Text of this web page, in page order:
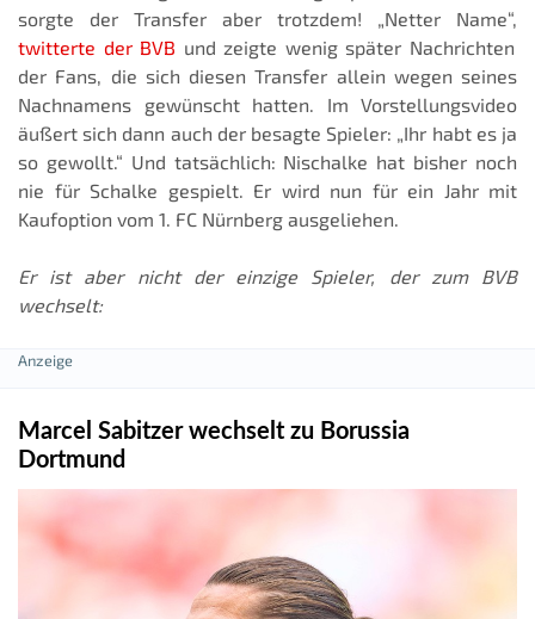
sorgte der Transfer aber trotzdem! „Netter Name“,
twitterte der BVB und zeigte wenig später Nachrichten
der Fans, die sich diesen Transfer allein wegen seines
Nachnamens gewünscht hatten. Im Vorstellungsvideo
äußert sich dann auch der besagte Spieler: „Ihr habt es ja
so gewollt.“ Und tatsächlich: Nischalke hat bisher noch
nie für Schalke gespielt. Er wird nun für ein Jahr mit
Kaufoption vom 1. FC Nürnberg ausgeliehen.
Er ist aber nicht der einzige Spieler, der zum BVB
wechselt:
Marcel Sabitzer wechselt zu Borussia
Dortmund